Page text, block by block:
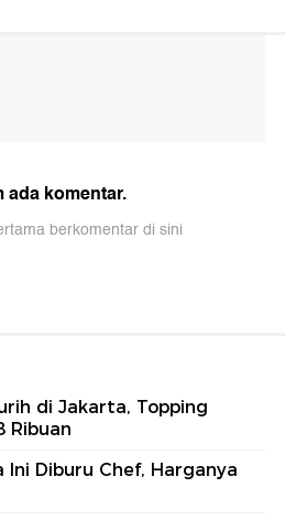
ada komentar.
berkomentar di sini
di Jakarta, Topping
Ribuan
Ini Diburu Chef, Harganya